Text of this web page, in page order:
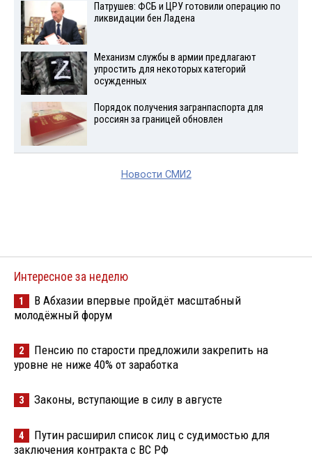
Патрушев: ФСБ и ЦРУ готовили операцию по
ликвидации бен Ладена
Механизм службы в армии предлагают
упростить для некоторых категорий
осужденных
Порядок получения загранпаспорта для
россиян за границей обновлен
Новости СМИ2
Интересное за неделю
1
В Абхазии впервые пройдёт масштабный
молодёжный форум
2
Пенсию по старости предложили закрепить на
уровне не ниже 40% от заработка
3 Законы, вступающие в силу в августе
4
Путин расширил список лиц с судимостью для
заключения контракта с ВС РФ